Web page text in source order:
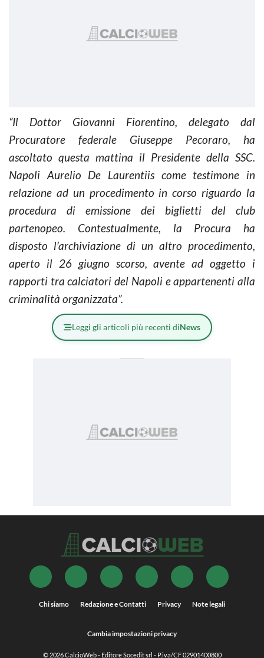
“Il Dottor Giovanni Fiorentino, delegato dal
Procuratore federale Giuseppe Pecoraro, ha
ascoltato questa mattina il Presidente della SSC.
Napoli Aurelio De Laurentiis come testimone in
relazione ad un procedimento in corso riguardo la
procedura di emissione dei biglietti del club
partenopeo. Contestualmente, la Procura ha
disposto l’archiviazione di un altro procedimento,
aperto il 26 giugno scorso, avente ad oggetto i
rapporti tra calciatori del Napoli e appartenenti alla
criminalità organizzata”.
Leggi gli articoli più recenti diNews
Chi siamo Redazione e Contatti Privacy Note legali
Cambia impostazioni privacy
© 2026CalcioWeb- Editore Socedit srl - P.iva/CF 02901400800